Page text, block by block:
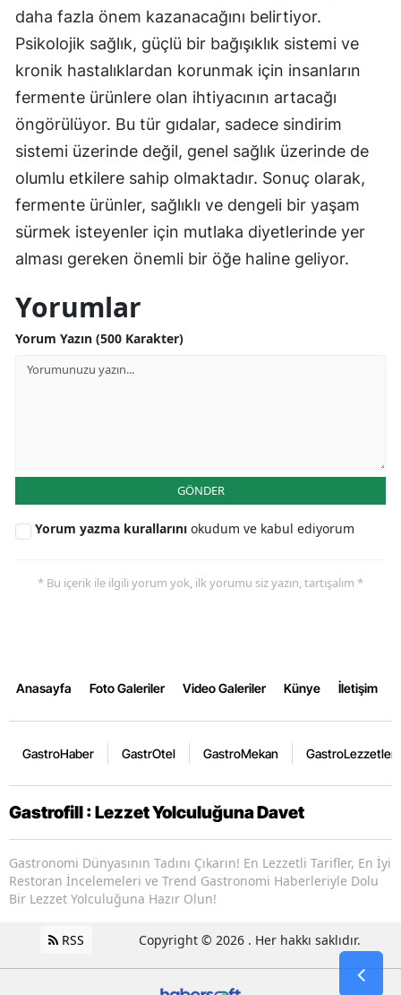
daha fazla önem kazanacağını belirtiyor.
Psikolojik sağlık, güçlü bir bağışıklık sistemi ve
kronik hastalıklardan korunmak için insanların
fermente ürünlere olan ihtiyacının artacağı
öngörülüyor. Bu tür gıdalar, sadece sindirim
sistemi üzerinde değil, genel sağlık üzerinde de
olumlu etkilere sahip olmaktadır. Sonuç olarak,
fermente ürünler, sağlıklı ve dengeli bir yaşam
sürmek isteyenler için mutlaka diyetlerinde yer
alması gereken önemli bir öğe haline geliyor.
Yorumlar
Yorum Yazın (500 Karakter)
GÖNDER
Yorum yazma kurallarını okudum ve kabul ediyorum
* Bu içerik ile ilgili yorum yok, ilk yorumu siz yazın, tartışalım *
Anasayfa Foto Galeriler Video Galeriler Künye İletişim
GastroHaber GastrOtel GastroMekan GastroLezzetler
Gastrofill : Lezzet Yolculuğuna Davet
Gastronomi Dünyasının Tadını Çıkarın! En Lezzetli Tarifler, En İyi
Restoran İncelemeleri ve Trend Gastronomi Haberleriyle Dolu
Bir Lezzet Yolculuğuna Hazır Olun!
RSS Copyright © 2026 . Her hakkı saklıdır.